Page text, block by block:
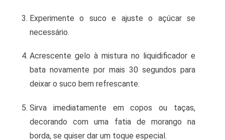
Experimente o suco e ajuste o açúcar se
necessário.
Acrescente gelo à mistura no liquidificador e
bata novamente por mais 30 segundos para
deixar o suco bem refrescante.
Sirva imediatamente em copos ou taças,
decorando com uma fatia de morango na
borda, se quiser dar um toque especial.